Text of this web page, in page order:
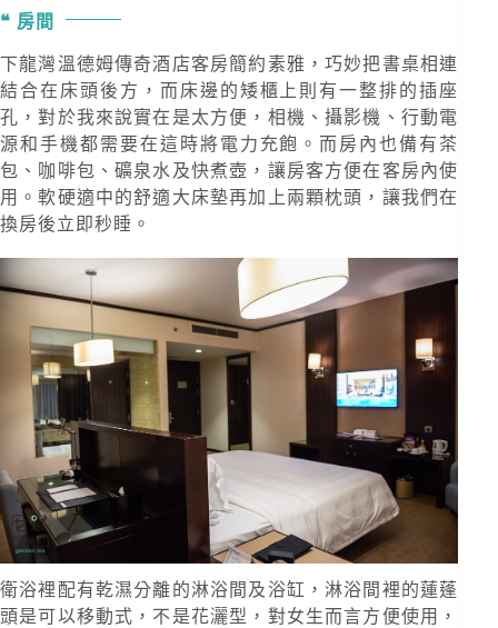
房間
下龍灣溫德姆傳奇酒店客房簡約素雅，巧妙把書桌相連
結合在床頭後方，而床邊的矮櫃上則有一整排的插座
孔，對於我來說實在是太方便，相機、攝影機、行動電
源和手機都需要在這時將電力充飽。而房內也備有茶
包、咖啡包、礦泉水及快煮壺，讓房客方便在客房內使
用。軟硬適中的舒適大床墊再加上兩顆枕頭，讓我們在
換房後立即秒睡。
衛浴裡配有乾濕分離的淋浴間及浴缸，淋浴間裡的蓮蓬
頭是可以移動式，不是花灑型，對女生而言方便使用，